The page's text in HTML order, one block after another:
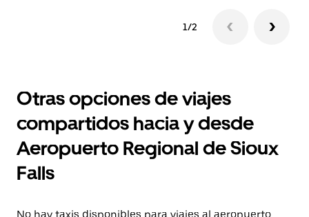
1/2
Otras opciones de viajes
compartidos hacia y desde
Aeropuerto Regional de Sioux
Falls